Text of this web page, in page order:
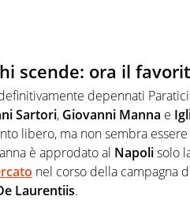
scende: ora il
depennati
Sartori, Giovanni Manna e
libero, ma non sembra
è approdato al Napolisolo
nel corso della campagna
Laurentiis.